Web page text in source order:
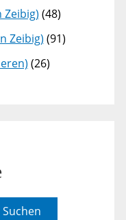
Zeibig) (48)
Zeibig) (91)
(26)
Suchen